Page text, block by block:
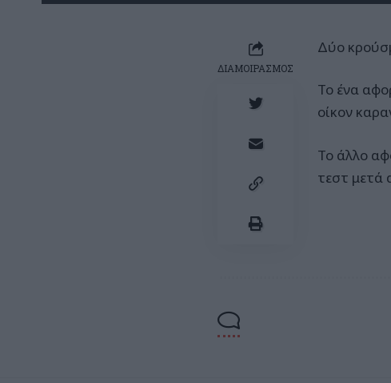
ΔΙΑΜΟΙΡΑΣΜΟΣ
Δύο
Το ένα
οίκον
Το άλλο
τεστ μετά